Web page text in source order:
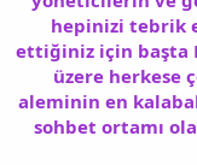
hepinizi tebrik
ettiğiniz için başta
üzere herkese
aleminin en
sohbet ortamı